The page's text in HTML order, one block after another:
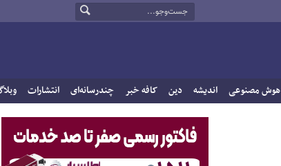
هوش مصنوعی اندیشه دین کافه خبر چندرسانه‌ای انتشارات